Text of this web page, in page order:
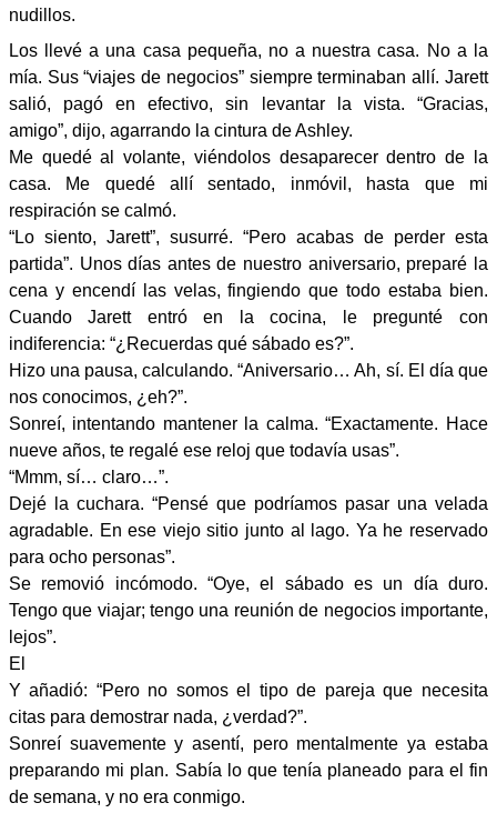
nudillos.
Los llevé a una casa pequeña, no a nuestra casa. No a la
mía. Sus “viajes de negocios” siempre terminaban allí. Jarett
salió, pagó en efectivo, sin levantar la vista. “Gracias,
amigo”, dijo, agarrando la cintura de Ashley.
Me quedé al volante, viéndolos desaparecer dentro de la
casa. Me quedé allí sentado, inmóvil, hasta que mi
respiración se calmó.
“Lo siento, Jarett”, susurré. “Pero acabas de perder esta
partida”. Unos días antes de nuestro aniversario, preparé la
cena y encendí las velas, fingiendo que todo estaba bien.
Cuando Jarett entró en la cocina, le pregunté con
indiferencia: “¿Recuerdas qué sábado es?”.
Hizo una pausa, calculando. “Aniversario… Ah, sí. El día que
nos conocimos, ¿eh?”.
Sonreí, intentando mantener la calma. “Exactamente. Hace
nueve años, te regalé ese reloj que todavía usas”.
“Mmm, sí… claro…”.
Dejé la cuchara. “Pensé que podríamos pasar una velada
agradable. En ese viejo sitio junto al lago. Ya he reservado
para ocho personas”.
Se removió incómodo. “Oye, el sábado es un día duro.
Tengo que viajar; tengo una reunión de negocios importante,
lejos”.
El
Y añadió: “Pero no somos el tipo de pareja que necesita
citas para demostrar nada, ¿verdad?”.
Sonreí suavemente y asentí, pero mentalmente ya estaba
preparando mi plan. Sabía lo que tenía planeado para el fin
de semana, y no era conmigo.